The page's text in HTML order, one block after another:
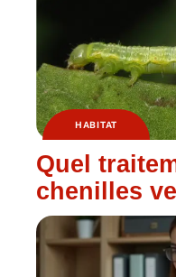
HABITAT
Quel
chenilles